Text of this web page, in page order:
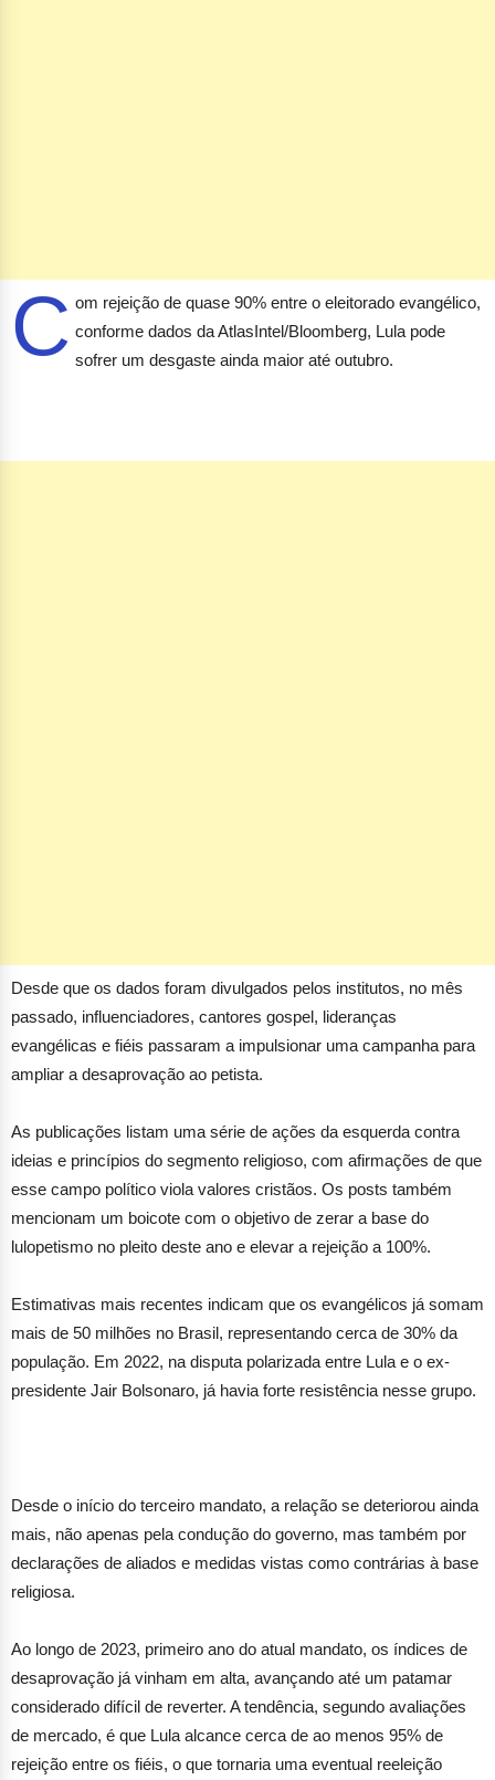
C om rejeição de quase 90% entre o eleitorado evangélico,
conforme dados da AtlasIntel/Bloomberg, Lula pode
sofrer um desgaste ainda maior até outubro.
Desde que os dados foram divulgados pelos institutos, no mês
passado, influenciadores, cantores gospel, lideranças
evangélicas e fiéis passaram a impulsionar uma campanha para
ampliar a desaprovação ao petista.
As publicações listam uma série de ações da esquerda contra
ideias e princípios do segmento religioso, com afirmações de que
esse campo político viola valores cristãos. Os posts também
mencionam um boicote com o objetivo de zerar a base do
lulopetismo no pleito deste ano e elevar a rejeição a 100%.
Estimativas mais recentes indicam que os evangélicos já somam
mais de 50 milhões no Brasil, representando cerca de 30% da
população. Em 2022, na disputa polarizada entre Lula e o ex-
presidente Jair Bolsonaro, já havia forte resistência nesse grupo.
Desde o início do terceiro mandato, a relação se deteriorou ainda
mais, não apenas pela condução do governo, mas também por
declarações de aliados e medidas vistas como contrárias à base
religiosa.
Ao longo de 2023, primeiro ano do atual mandato, os índices de
desaprovação já vinham em alta, avançando até um patamar
considerado difícil de reverter. A tendência, segundo avaliações
de mercado, é que Lula alcance cerca de ao menos 95% de
rejeição entre os fiéis, o que tornaria uma eventual reeleição